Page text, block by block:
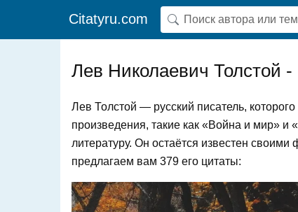
Citatyru.com
Лев Николаевич Толстой -
Лев Толстой — русский писатель,
произведения, такие как «Война и мир»
литературу. Он остаётся известен
предлагаем вам 379 его цитаты: